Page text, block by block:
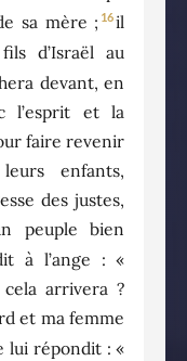
sa mère ; 16il
d’Israël au
devant, en
l’esprit et la
faire revenir
enfants,
des justes,
peuple bien
à l’ange : «
arrivera ?
et ma femme
lui répondit : «